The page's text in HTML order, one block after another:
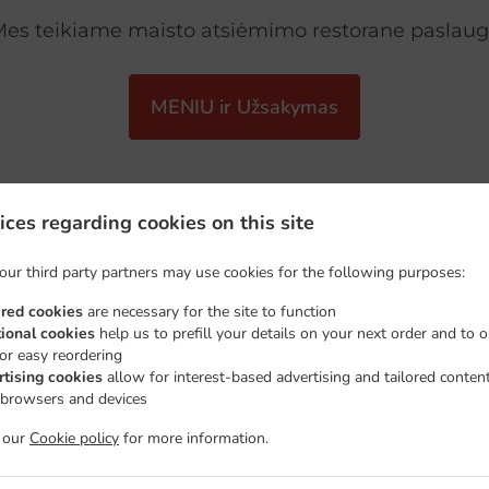
regarding cookies on this site
third party partners may use cookies for the following purposes:
cookies are necessary for the site to function
cookies help us to prefill your details on your next order and to
easy reordering
cookies allow for interest-based advertising and tailored
and devices
Cookie policy for more information.
teikiame maisto atsiėmimo restorane
MENIU ir Užsakymas
paruošėme Jums puikius pasiūlymus, kad galėtumėte
laiko virtuvėje:)